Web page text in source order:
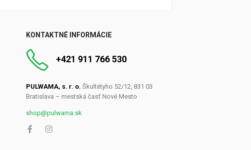
KONTAKTNÉ INFORMÁCIE
+421 911 766 530
PULWAMA, s. r. o. Škultétyho 52/12, 831 03
Bratislava – mestská časť Nové Mesto
shop@pulwama.sk